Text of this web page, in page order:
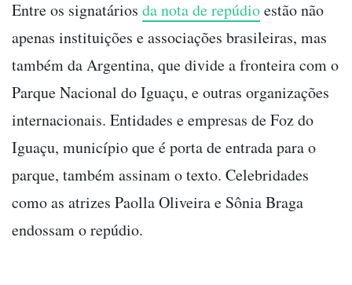
Entre os signatários da nota de repúdioestão não
apenas instituições e associações brasileiras, mas
também da Argentina, que divide a fronteira com o
Parque Nacional do Iguaçu, e outras organizações
internacionais. Entidades e empresas de Foz do
Iguaçu, município que é porta de entrada para o
parque, também assinam o texto. Celebridades
como as atrizes Paolla Oliveira e Sônia Braga
endossam o repúdio.